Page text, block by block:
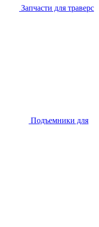
Запчасти для траверс
Подъемники для